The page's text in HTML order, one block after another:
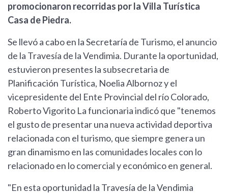
promocionaron recorridas por la Villa Turística
Casa de Piedra.
Se llevó a cabo en la Secretaría de Turismo, el anuncio
de la Travesía de la Vendimia. Durante la oportunidad,
estuvieron presentes la subsecretaria de
Planificación Turística, Noelia Albornoz y el
vicepresidente del Ente Provincial del río Colorado,
Roberto Vigorito La funcionaria indicó que "tenemos
el gusto de presentar una nueva actividad deportiva
relacionada con el turismo, que siempre genera un
gran dinamismo en las comunidades locales con lo
relacionado en lo comercial y económico en general.
"En esta oportunidad la Travesía de la Vendimia